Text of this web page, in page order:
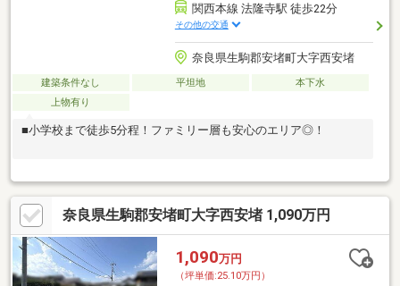
関西本線 法隆寺駅 徒歩22分
その他の交通
奈良県生駒郡安堵町大字西安堵
建築条件なし 平坦地
本下水
上物有り
■小学校まで徒歩5分程！ファミリー層も安心のエリア◎！
奈良県生駒郡安堵町大字西安堵 1,090万円
1,090万円
（坪単価:25.10万円）